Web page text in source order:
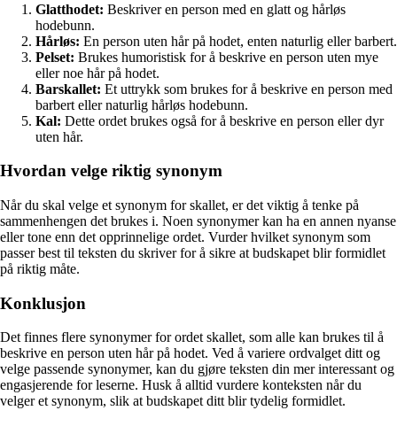
Glatthodet: Beskriver en person med en glatt og hårløs
hodebunn.
Hårløs: En person uten hår på hodet, enten naturlig eller barbert.
Pelset: Brukes humoristisk for å beskrive en person uten mye
eller noe hår på hodet.
Barskallet: Et uttrykk som brukes for å beskrive en person med
barbert eller naturlig hårløs hodebunn.
Kal: Dette ordet brukes også for å beskrive en person eller dyr
uten hår.
Hvordan velge riktig synonym
Når du skal velge et synonym for skallet, er det viktig å tenke på
sammenhengen det brukes i. Noen synonymer kan ha en annen nyanse
eller tone enn det opprinnelige ordet. Vurder hvilket synonym som
passer best til teksten du skriver for å sikre at budskapet blir formidlet
på riktig måte.
Konklusjon
Det finnes flere synonymer for ordet skallet, som alle kan brukes til å
beskrive en person uten hår på hodet. Ved å variere ordvalget ditt og
velge passende synonymer, kan du gjøre teksten din mer interessant og
engasjerende for leserne. Husk å alltid vurdere konteksten når du
velger et synonym, slik at budskapet ditt blir tydelig formidlet.